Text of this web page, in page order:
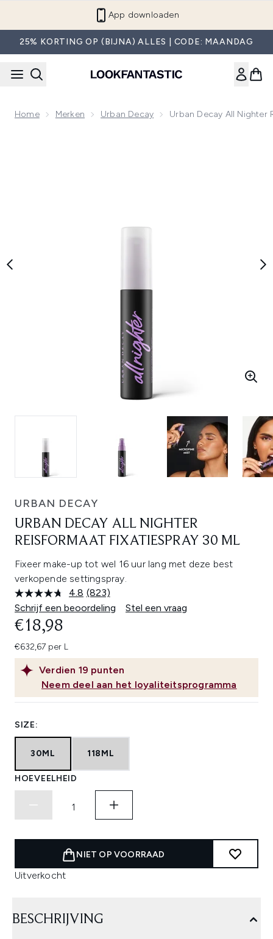
App downloaden
25% KORTING OP (BIJNA) ALLES | CODE: MAANDAG
Home Merken Urban Decay Urban Decay All Nighter
URBAN DECAY
URBAN DECAY ALL NIGHTER
REISFORMAAT FIXATIESPRAY 30 ML
Fixeer make-up tot wel 16 uur lang met deze best
verkopende settingspray.
4.8 Lees
823
beoordelingen.
(823)
Schrijf een beoordeling
Stel een vraag
Verdien 19 punten
Neem deel aan het loyaliteitsprogramma
€18,98
€632,67 per L
SIZE:
30ML 118ML
HOEVEELHEID
NIET OP VOORRAAD
Uitverkocht
BESCHRIJVING